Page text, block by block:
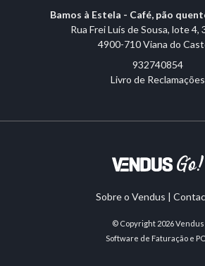
Bamos à Estela - Café, pão
Rua Frei Luís de Sousa, lote 4,
4900-710 Viana do
932740854
Livro de Reclamações
Sobre o Vendus |
© Copyright 2026Vendus
Software de Faturação e